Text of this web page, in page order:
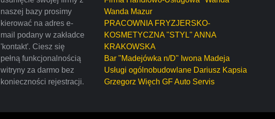
naszej bazy prosimy
kierować na adres e-
mail podany w zakładce
'kontakt'. Ciesz się
pełną funkcjonalnością
witryny za darmo bez
konieczności rejestracji.
Wanda Mazur
PRACOWNIA FRYZJERSKO-
KOSMETYCZNA "STYL" ANNA
KRAKOWSKA
Bar "Madejówka n/D" Iwona Madeja
Usługi ogólnobudowlane Dariusz Kapsia
Grzegorz Więch GF Auto Servis